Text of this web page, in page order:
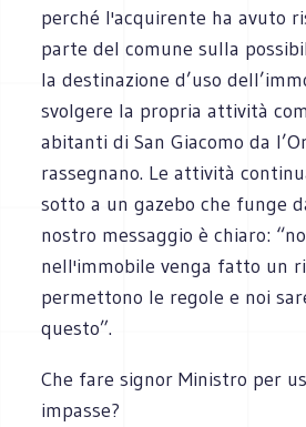
perché l'acquirente ha avuto
parte del comune sulla
la destinazione d’uso
svolgere la propria attività
abitanti di San Giacomo da
rassegnano. Le attività
sotto a un gazebo che funge
nostro messaggio è chiaro:
nell'immobile venga fatto un
permettono le regole e noi
questo”.
Che fare signor Ministro per
impasse?